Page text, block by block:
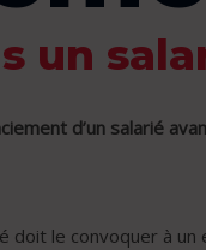
un
d’un salarié
doit le convoquer à